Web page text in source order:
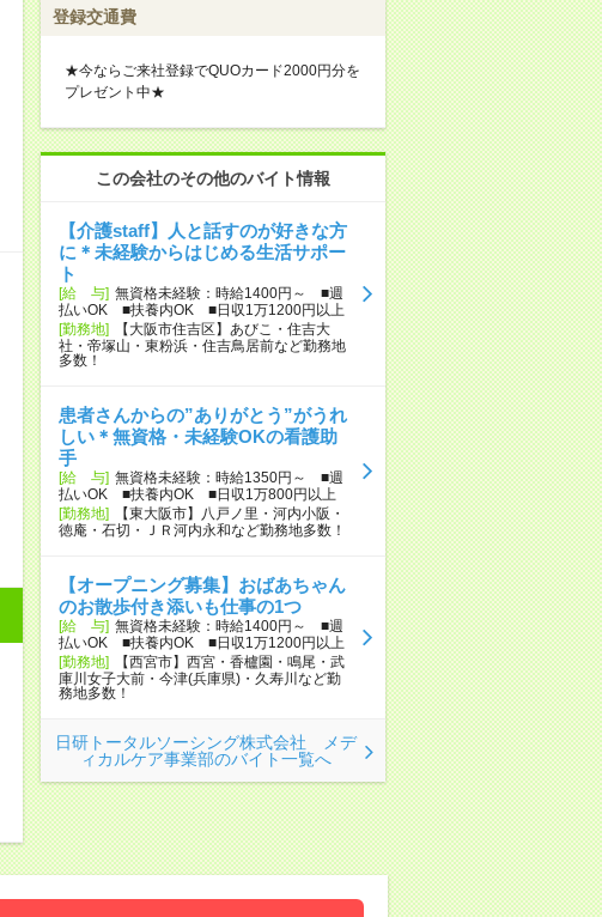
登録交通費
★今ならご来社登録でQUOカード2000円分を
プレゼント中★
この会社のその他のバイト情報
【介護staff】人と話すのが好きな方
に＊未経験からはじめる生活サポー
ト
[給 与] 無資格未経験：時給1400円～ ■週
払いOK ■扶養内OK ■日収1万1200円以上
[勤務地]
【大阪市住吉区】あびこ・住吉大
社・帝塚山・東粉浜・住吉鳥居前など勤務地
多数！
患者さんからの”ありがとう”がうれ
しい＊無資格・未経験OKの看護助
手
[給 与] 無資格未経験：時給1350円～ ■週
払いOK ■扶養内OK ■日収1万800円以上
[勤務地]
【東大阪市】八戸ノ里・河内小阪・
徳庵・石切・ＪＲ河内永和など勤務地多数！
【オープニング募集】おばあちゃん
のお散歩付き添いも仕事の1つ
[給 与] 無資格未経験：時給1400円～ ■週
払いOK ■扶養内OK ■日収1万1200円以上
[勤務地]
【西宮市】西宮・香櫨園・鳴尾・武
庫川女子大前・今津(兵庫県)・久寿川など勤
務地多数！
日研トータルソーシング株式会社 メデ
ィカルケア事業部のバイト一覧へ